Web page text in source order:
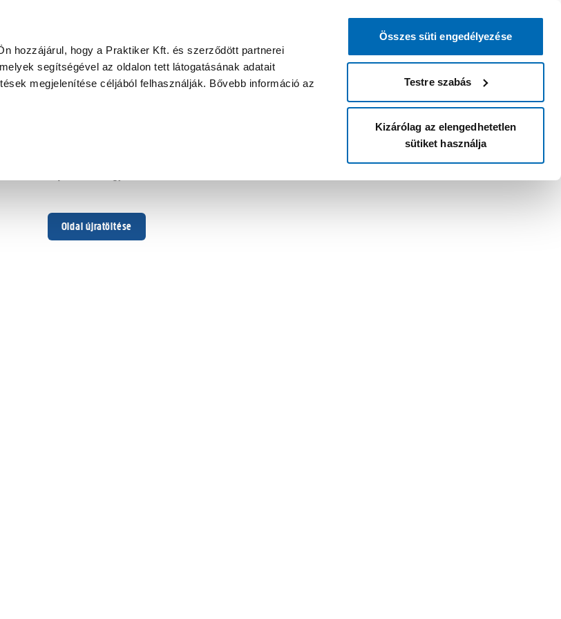
hozzájárul, hogy a Praktiker Kft. és szerződött partnerei
segítségével az oldalon tett látogatásának adatait
megjelenítése céljából felhasználják. Bővebb információ az
Összes süti engedélyezése
Testre szabás
Kizárólag az elengedhetetlen
sütiket használja
Oldal újratöltése